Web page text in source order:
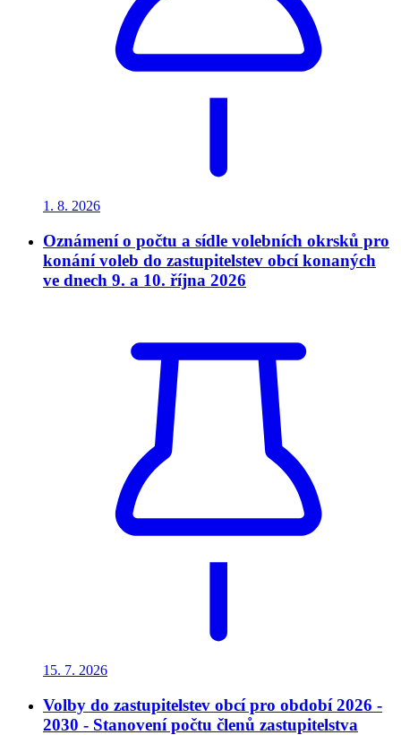
1. 8. 2026
Oznámení o počtu a sídle volebních okrsků pro
konání voleb do zastupitelstev obcí konaných
ve dnech 9. a 10. října 2026
15. 7. 2026
Volby do zastupitelstev obcí pro období 2026 -
2030 - Stanovení počtu členů zastupitelstva